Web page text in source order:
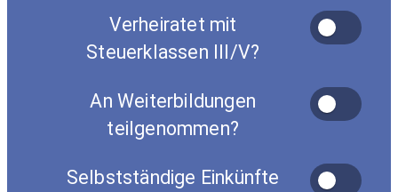
Verheiratet mit
Steuerklassen III/V?
An Weiterbildungen
teilgenommen?
Selbstständige Einkünfte